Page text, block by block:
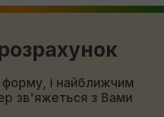
форму, і найближчим
зв'яжеться з Вами